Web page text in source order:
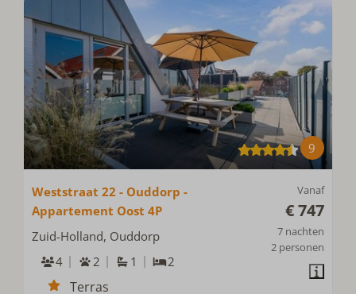
9
Vanaf
€ 747
7 nachten
2 personen
Weststraat 22 - Ouddorp -
Appartement Oost 4P
Zuid-Holland, Ouddorp
4
2 1 2
Terras